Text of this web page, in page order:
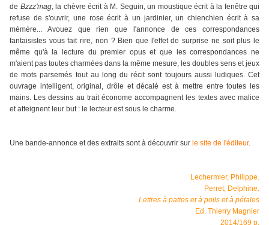
de Bzzz'mag, la chèvre écrit à M. Seguin, un moustique écrit à la fenêtre qui
refuse de s'ouvrir, une rose écrit à un jardinier, un chienchien écrit à sa
mémère... Avouez que rien que l'annonce de ces correspondances
fantaisistes vous fait rire, non ? Bien que l'effet de surprise ne soit plus le
même qu'à la lecture du premier opus et que les correspondances ne
m'aient pas toutes charmées dans la même mesure, les doubles sens et jeux
de mots parsemés tout au long du récit sont toujours aussi ludiques. Cet
ouvrage intelligent,original, drôle et décalé est à mettre entre toutes les
mains. Les dessins au trait économe accompagnent les textes avec malice
et atteignent leur but : le lecteur est sous le charme.
Une bande-annonce et des extraits sont à découvrir sur le site de l'éditeur.
Lechermier, Philippe.
Perret, Delphine.
Lettres à pattes et à poils et à pétales
Ed. Thierry Magnier
2014/169 p.